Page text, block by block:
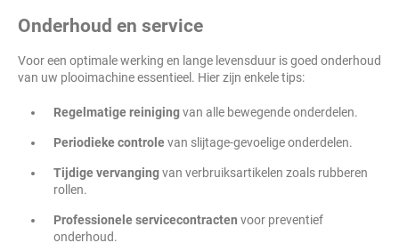
Onderhoud en service
Voor een optimale werking en lange levensduur is goed onderhoud
van uw plooimachine essentieel. Hier zijn enkele tips:
Regelmatige reinigingvan alle bewegende onderdelen.
Periodieke controlevan slijtage-gevoelige onderdelen.
Tijdige vervangingvan verbruiksartikelen zoals rubberen
rollen.
Professionele servicecontracten voor preventief
onderhoud.